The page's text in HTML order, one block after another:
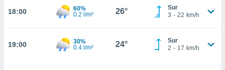
nuestra
18:00
60%
0.2 l/m²
26°
Sur
3 - 22 km/h
19:00
30%
0.4 l/m²
24°
Sur
2 - 17 km/h